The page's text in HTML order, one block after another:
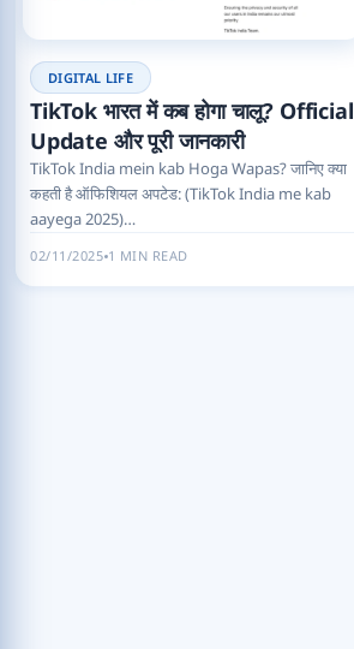
DIGITAL LIFE
TikTok भारत में कब होगा चालू? Official
Update और पूरी जानकारी
TikTok India mein kab Hoga Wapas? जानिए क्या
कहती है ऑफिशियल अपटेड: (TikTok India me kab
aayega 2025)…
02/11/2025 1 MIN READ